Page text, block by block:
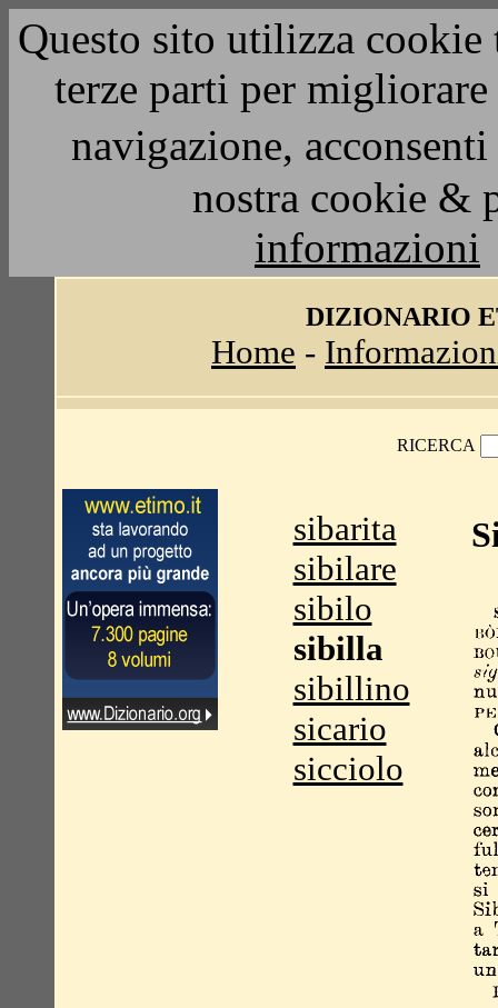
Questo sito utilizza
terze parti per
navigazione,
nostra cookie &
informazioni
DIZIONARIO
Home -
RICERCA
sibarita
sibilare
sibilo
sibilla
sibillino
sicario
sicciolo